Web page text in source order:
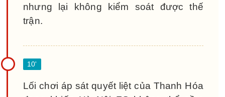
nhưng lại không kiểm soát được thế
trận.
Lối chơi áp sát quyết liệt của Thanh Hóa